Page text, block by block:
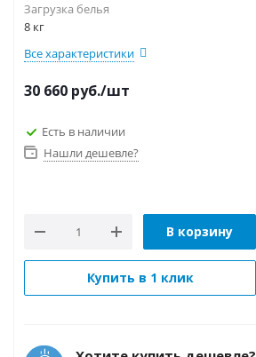
Загрузка белья
8 кг
Все характеристики
30 660 руб./шт
Есть в наличии
Нашли дешевле?
В корзину
Купить в 1 клик